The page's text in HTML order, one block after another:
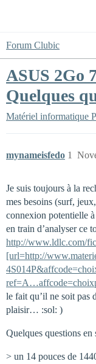
Forum Clubic
ASUS 2Go
Quelques
Matériel informatique
mynameisfedo 1
Je suis toujours à la
mes besoins (surf,
connexion potentielle
en train d’analyser ce
http://www.ldlc.com/
[url=http://
le fait qu’il ne soit pas
plaisir… :sol: )
Quelques questions en
> un 14 pouces de